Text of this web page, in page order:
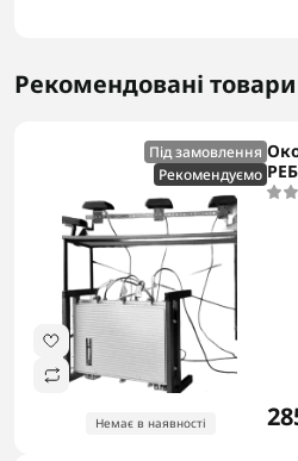
Рекомендовані товари
Під замовлення
Рекомендуємо
Немає в наявності